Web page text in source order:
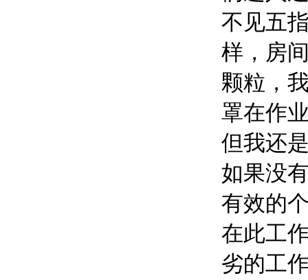
不见五
样，房
颗粒，
罩在作
但我还
如果没
有效的
在此工
劣的工